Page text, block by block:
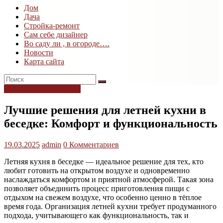
Дом
дача
Дом
Дача
Стройка-ремонт
Сам себе дизайнер
Во саду ли , в огороде….
Новости
Карта сайта
Лучшие решения для летней кухни в
беседке: Комфорт и функциональность
19.03.2025 admin 0 Комментариев
Летняя кухня в беседке — идеальное решение для тех, кто
любит готовить на открытом воздухе и одновременно
наслаждаться комфортом и приятной атмосферой. Такая зона
позволяет объединить процесс приготовления пищи с
отдыхом на свежем воздухе, что особенно ценно в тёплое
время года. Организация летней кухни требует продуманного
подхода, учитывающего как функциональность, так и